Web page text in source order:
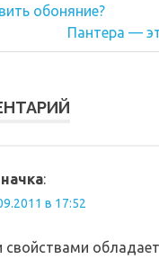
обоняние?
Следующая
запись:
Пантера —
:
в 17:52
обладает